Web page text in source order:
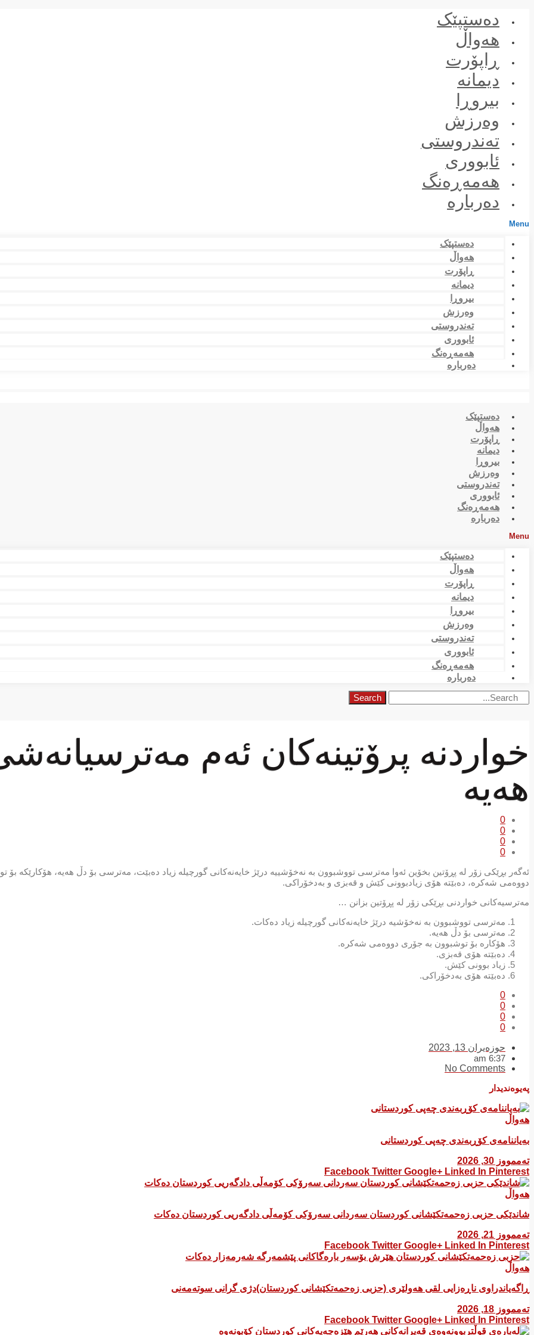
دەستپێک
هەواڵ
ڕاپۆرت
دیمانە
بیروڕا
وەرزش
تەندروستی
ئابووری
هەمەڕەنگ
دەربارە
Menu
دەستپێک
هەواڵ
ڕاپۆرت
دیمانە
بیروڕا
وەرزش
تەندروستی
ئابووری
هەمەڕەنگ
دەربارە
دەستپێک
هەواڵ
ڕاپۆرت
دیمانە
بیروڕا
وەرزش
تەندروستی
ئابووری
هەمەڕەنگ
دەربارە
Menu
دەستپێک
هەواڵ
ڕاپۆرت
دیمانە
بیروڕا
وەرزش
تەندروستی
ئابووری
هەمەڕەنگ
دەربارە
Search
خواردنە پرۆتینەكان ئەم
هەیە
0
0
0
0
ئەگەر بڕێكی زۆر لە پڕۆتین بخۆین ئەوا مەترسی تووشبوون بە نەخۆشییە درێژ خایەنەكانی گورچیلە زیاد دەبێت، مەترسی بۆ دڵ هەیە، هۆكارێكە بۆ
دووەمی شەكرە، دەبێتە هۆی زیادبوونی كێش و قەبزی و بەدخۆراكی.
مەترسیەكانی خواردنی بڕێكی زۆر لە پڕۆتین بزانن …
مەترسی تووشبوون بە نەخۆشیە درێژ خایەنەكانی گورچیلە زیاد دەكات.
مەترسی بۆ دڵ هەیە.
هۆكارە بۆ توشبوون بە جۆری دووەمی شەكرە.
دەبێتە هۆی قەبزی.
زیاد بوونی كێش.
دەبێتە هۆی بەدخۆراكی.
0
0
0
0
حوزه‌یران 13, 2023
6:37 am
No Comments
پەیوەندیدار
هەواڵ
بەیاننامەی کۆڕبەندی چەپی کوردستانی
تەممووز 30, 2026
Facebook Twitter Google+ Linked In Pinterest
هەواڵ
شاندێکی حزبی زەحمەتکێشانی کوردستان سەردانی سەرۆکی کۆمەڵی دادگەریی کوردستان دەکات
تەممووز 21, 2026
Facebook Twitter Google+ Linked In Pinterest
هەواڵ
ڕاگەیاندراوی ناڕەزایی لقی هەولێری (حزبی زەحمەتکێشانی کوردستان)دژی گرانی سوتەمەنی
تەممووز 18, 2026
Facebook Twitter Google+ Linked In Pinterest